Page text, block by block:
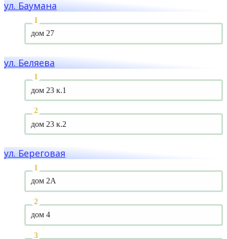
ул. Баумана
дом 27
ул. Беляева
дом 23 к.1
дом 23 к.2
ул. Береговая
дом 2А
дом 4